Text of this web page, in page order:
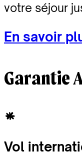
votre séjour
En savoir
Garantie
Vol